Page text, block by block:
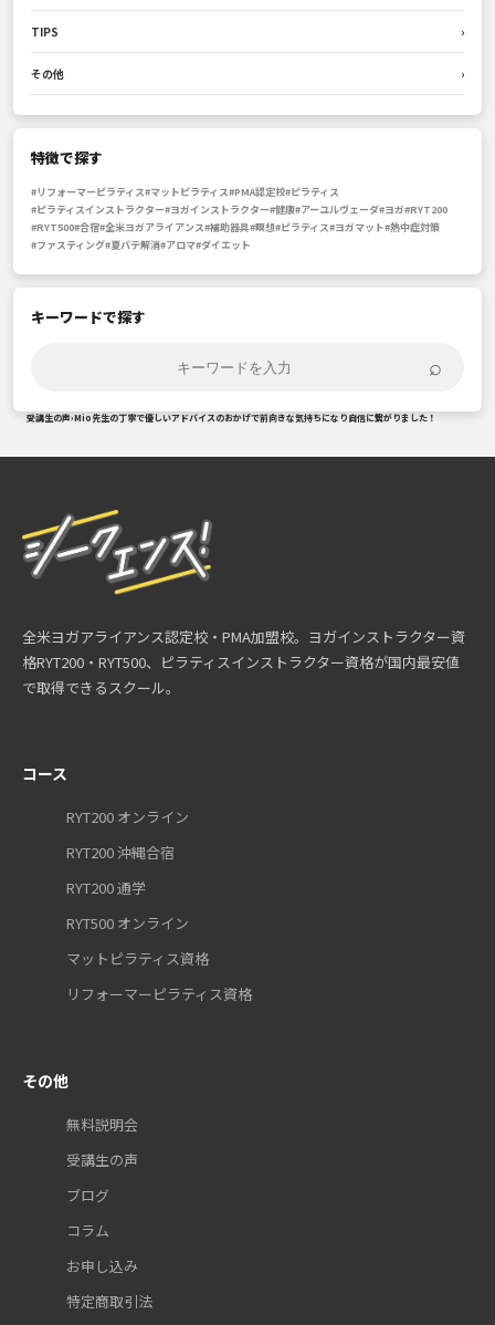
TIPS ›
その他 ›
特徴で探す
#リフォーマーピラティス#マットピラティス#PMA認定校#ピラティス
#ピラティスインストラクター#ヨガインストラクター#健康#アーユルヴェーダ#ヨガ#RYT200
#RYT500#合宿#全米ヨガアライアンス#補助器具#瞑想#ピラティス#ヨガマット#熱中症対策
#ファスティング#夏バテ解消#アロマ#ダイエット
キーワードで探す
⌕
受講生の声›Mio先生の丁寧で優しいアドバイスのおかげで前向きな気持ちになり自信に繋がりました！
全米ヨガアライアンス認定校・PMA加盟校。ヨガインストラクター資
格RYT200・RYT500、ピラティスインストラクター資格が国内最安値
で取得できるスクール。
コース
RYT200 オンライン
RYT200 沖縄合宿
RYT200 通学
RYT500 オンライン
マットピラティス資格
リフォーマーピラティス資格
その他
無料説明会
受講生の声
ブログ
コラム
お申し込み
特定商取引法